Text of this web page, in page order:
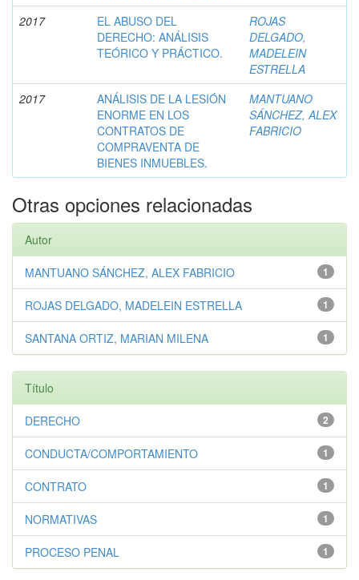
2017
EL ABUSO DEL
DERECHO: ANÁLISIS
TEÓRICO Y PRÁCTICO.
ROJAS
DELGADO,
MADELEIN
ESTRELLA
2017
ANÁLISIS DE LA LESIÓN
ENORME EN LOS
CONTRATOS DE
COMPRAVENTA DE
BIENES INMUEBLES.
MANTUANO
SÁNCHEZ, ALEX
FABRICIO
Otras opciones relacionadas
Autor
1
MANTUANO SÁNCHEZ, ALEX FABRICIO
1
ROJAS DELGADO, MADELEIN ESTRELLA
1
SANTANA ORTIZ, MARIAN MILENA
Título
2
DERECHO
1
CONDUCTA/COMPORTAMIENTO
1
CONTRATO
1
NORMATIVAS
1
PROCESO PENAL